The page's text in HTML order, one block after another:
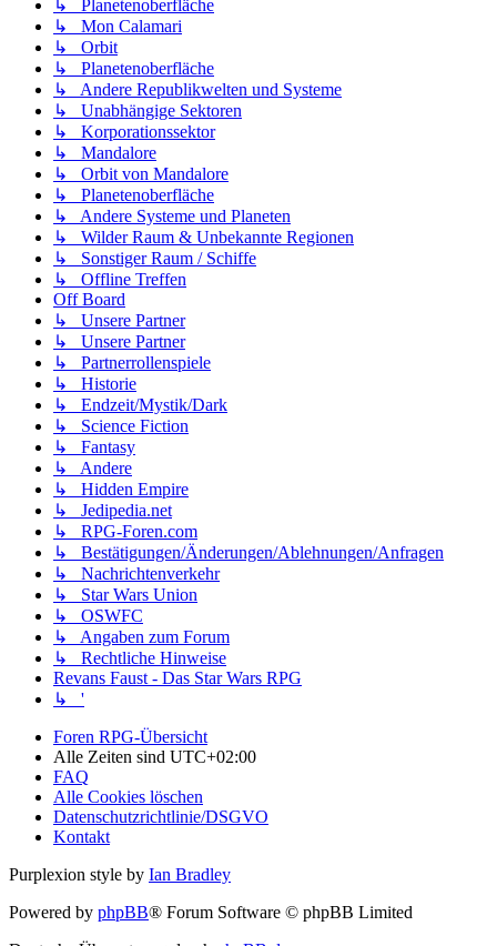
↳ Planetenoberfläche
↳ Mon Calamari
↳ Orbit
↳ Planetenoberfläche
↳ Andere Republikwelten und Systeme
↳ Unabhängige Sektoren
↳ Korporationssektor
↳ Mandalore
↳ Orbit von Mandalore
↳ Planetenoberfläche
↳ Andere Systeme und Planeten
↳ Wilder Raum & Unbekannte Regionen
↳ Sonstiger Raum / Schiffe
↳ Offline Treffen
Off Board
↳ Unsere Partner
↳ Unsere Partner
↳ Partnerrollenspiele
↳ Historie
↳ Endzeit/Mystik/Dark
↳ Science Fiction
↳ Fantasy
↳ Andere
↳ Hidden Empire
↳ Jedipedia.net
↳ RPG-Foren.com
↳ Bestätigungen/Änderungen/Ablehnungen/Anfragen
↳ Nachrichtenverkehr
↳ Star Wars Union
↳ OSWFC
↳ Angaben zum Forum
↳ Rechtliche Hinweise
Revans Faust - Das Star Wars RPG
↳ '
Foren RPG-Übersicht
Alle Zeiten sind UTC+02:00
FAQ
Alle Cookies löschen
Datenschutzrichtlinie/DSGVO
Kontakt
Purplexion style by Ian Bradley
Powered by phpBB® Forum Software © phpBB Limited